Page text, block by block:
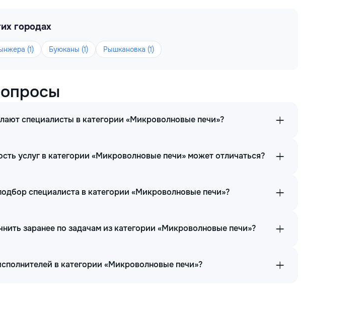
городах
(1) Буюканы (1) Рышкановка (1)
специалисты в категории «Микроволновые печи»?
услуг в категории «Микроволновые печи» может отличаться?
специалиста в категории «Микроволновые печи»?
заранее по задачам из категории «Микроволновые печи»?
в категории «Микроволновые печи»?